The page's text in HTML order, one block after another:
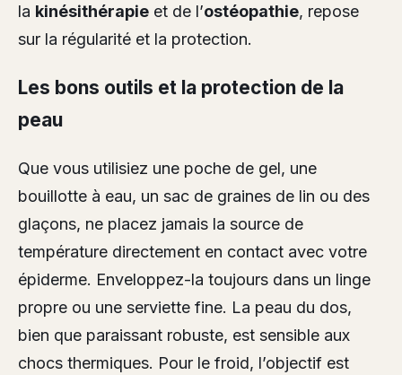
la kinésithérapie et de l’ostéopathie, repose
sur la régularité et la protection.
Les bons outils et la protection de la
peau
Que vous utilisiez une poche de gel, une
bouillotte à eau, un sac de graines de lin ou des
glaçons, ne placez jamais la source de
température directement en contact avec votre
épiderme. Enveloppez-la toujours dans un linge
propre ou une serviette fine. La peau du dos,
bien que paraissant robuste, est sensible aux
chocs thermiques. Pour le froid, l’objectif est